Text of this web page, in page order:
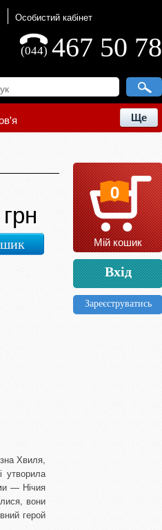
Особистий кабінет
467 50 78
(044)
Ще
Хвиля,
утворила
— Нічия
вони
герой
0
Мій кошик
Вхід
Зареєструватись